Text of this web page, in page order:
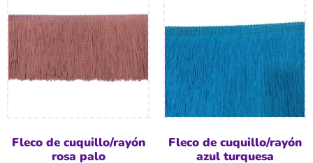
Fleco de cuquillo/rayón
rosa palo
Fleco de cuquillo/rayón
azul turquesa